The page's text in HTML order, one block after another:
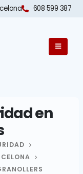
608 599 387
en